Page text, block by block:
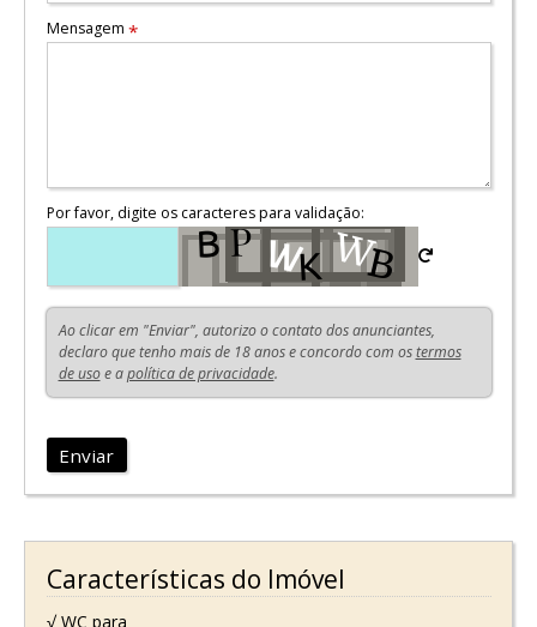
Mensagem *
Por favor, digite os caracteres para validação:
Ao clicar em "Enviar", autorizo o contato dos anunciantes,
declaro que tenho mais de 18 anos e concordo com ostermos
de usoe apolítica de privacidade.
Enviar
Características do Imóvel
√ WC para